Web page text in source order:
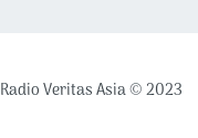
Radio Veritas Asia © 2023